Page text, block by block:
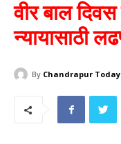
वीर बाल
न्यायासाठी
By Chandrapur Today